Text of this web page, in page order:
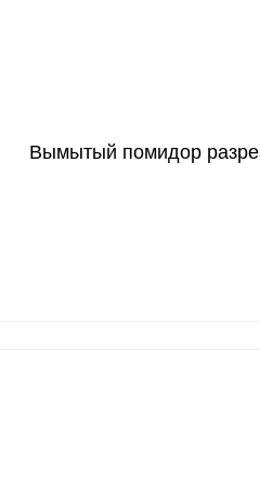
Вымытый помидор